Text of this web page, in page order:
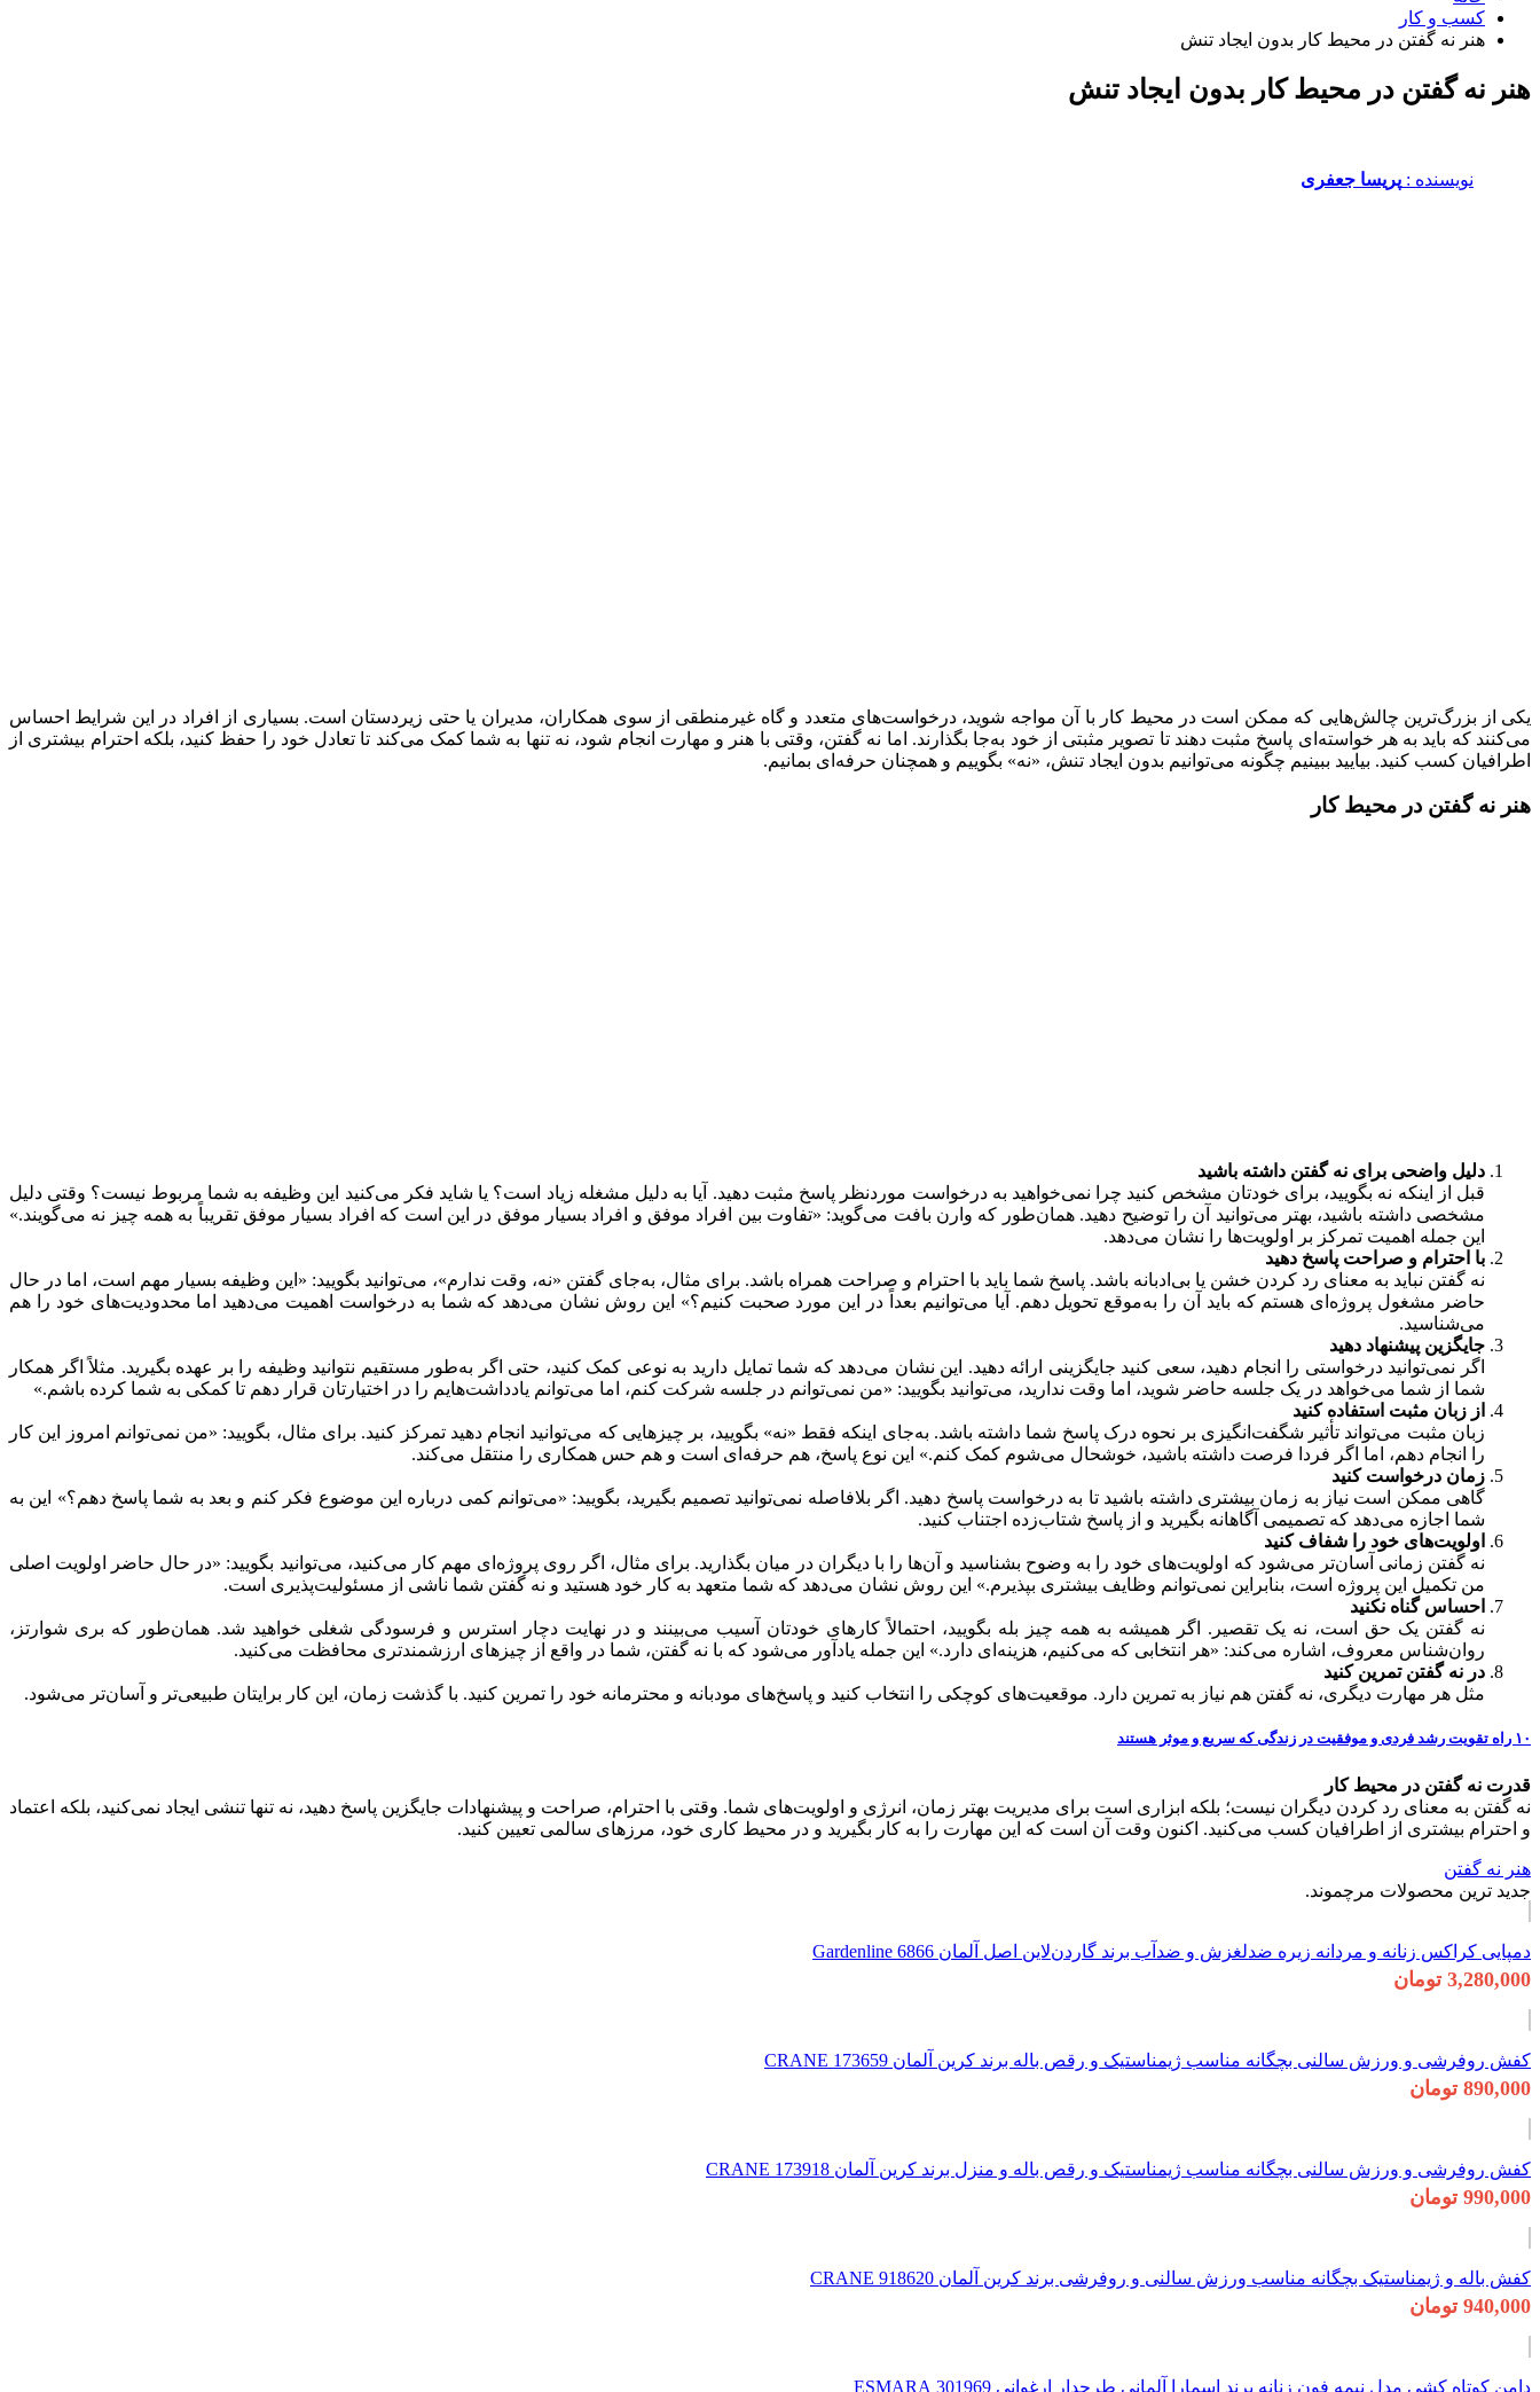
کسب و کار
هنر نه گفتن در محیط کار بدون ایجاد تنش
هنر نه گفتن در محیط کار بدون ایجاد تنش
نویسنده :‌ پریسا جعفری
یکی از بزرگ‌ترین چالش‌هایی که ممکن است در محیط کار با آن مواجه شوید، درخواست‌های متعدد و گاه غیرمنطقی از سوی همکاران، مدیران یا حتی زیردستان است. بسیاری از افراد در این شرایط احساس
می‌کنند که باید به هر خواسته‌ای پاسخ مثبت دهند تا تصویر مثبتی از خود به‌جا بگذارند. اما نه گفتن، وقتی با هنر و مهارت انجام شود، نه تنها به شما کمک می‌کند تا تعادل خود را حفظ کنید، بلکه احترام بیشتری از
اطرافیان کسب کنید. بیایید ببینیم چگونه می‌توانیم بدون ایجاد تنش، «نه» بگوییم و همچنان حرفه‌ای بمانیم.
هنر نه گفتن در محیط کار
دلیل واضحی برای نه گفتن داشته باشید
قبل از اینکه نه بگویید، برای خودتان مشخص کنید چرا نمی‌خواهید به درخواست موردنظر پاسخ مثبت دهید. آیا به دلیل مشغله زیاد است؟ یا شاید فکر می‌کنید این وظیفه به شما مربوط نیست؟ وقتی دلیل
مشخصی داشته باشید، بهتر می‌توانید آن را توضیح دهید. همان‌طور که وارن بافت می‌گوید: «تفاوت بین افراد موفق و افراد بسیار موفق در این است که افراد بسیار موفق تقریباً به همه چیز نه می‌گویند.»
این جمله اهمیت تمرکز بر اولویت‌ها را نشان می‌دهد.
با احترام و صراحت پاسخ دهید
نه گفتن نباید به معنای رد کردن خشن یا بی‌ادبانه باشد. پاسخ شما باید با احترام و صراحت همراه باشد. برای مثال، به‌جای گفتن «نه، وقت ندارم»، می‌توانید بگویید: «این وظیفه بسیار مهم است، اما در حال
حاضر مشغول پروژه‌ای هستم که باید آن را به‌موقع تحویل دهم. آیا می‌توانیم بعداً در این مورد صحبت کنیم؟» این روش نشان می‌دهد که شما به درخواست اهمیت می‌دهید اما محدودیت‌های خود را هم
می‌شناسید.
جایگزین پیشنهاد دهید
اگر نمی‌توانید درخواستی را انجام دهید، سعی کنید جایگزینی ارائه دهید. این نشان می‌دهد که شما تمایل دارید به نوعی کمک کنید، حتی اگر به‌طور مستقیم نتوانید وظیفه را بر عهده بگیرید. مثلاً اگر همکار
شما از شما می‌خواهد در یک جلسه حاضر شوید، اما وقت ندارید، می‌توانید بگویید: «من نمی‌توانم در جلسه شرکت کنم، اما می‌توانم یادداشت‌هایم را در اختیارتان قرار دهم تا کمکی به شما کرده باشم.»
از زبان مثبت استفاده کنید
زبان مثبت می‌تواند تأثیر شگفت‌انگیزی بر نحوه درک پاسخ شما داشته باشد. به‌جای اینکه فقط «نه» بگویید، بر چیزهایی که می‌توانید انجام دهید تمرکز کنید. برای مثال، بگویید: «من نمی‌توانم امروز این کار
را انجام دهم، اما اگر فردا فرصت داشته باشید، خوشحال می‌شوم کمک کنم.» این نوع پاسخ، هم حرفه‌ای است و هم حس همکاری را منتقل می‌کند.
زمان درخواست کنید
گاهی ممکن است نیاز به زمان بیشتری داشته باشید تا به درخواست پاسخ دهید. اگر بلافاصله نمی‌توانید تصمیم بگیرید، بگویید: «می‌توانم کمی درباره این موضوع فکر کنم و بعد به شما پاسخ دهم؟» این به
شما اجازه می‌دهد که تصمیمی آگاهانه بگیرید و از پاسخ شتاب‌زده اجتناب کنید.
اولویت‌های خود را شفاف کنید
نه گفتن زمانی آسان‌تر می‌شود که اولویت‌های خود را به وضوح بشناسید و آن‌ها را با دیگران در میان بگذارید. برای مثال، اگر روی پروژه‌ای مهم کار می‌کنید، می‌توانید بگویید: «در حال حاضر اولویت اصلی
من تکمیل این پروژه است، بنابراین نمی‌توانم وظایف بیشتری بپذیرم.» این روش نشان می‌دهد که شما متعهد به کار خود هستید و نه گفتن شما ناشی از مسئولیت‌پذیری است.
احساس گناه نکنید
نه گفتن یک حق است، نه یک تقصیر. اگر همیشه به همه چیز بله بگویید، احتمالاً کارهای خودتان آسیب می‌بینند و در نهایت دچار استرس و فرسودگی شغلی خواهید شد. همان‌طور که بری شوارتز،
روان‌شناس معروف، اشاره می‌کند: «هر انتخابی که می‌کنیم، هزینه‌ای دارد.» این جمله یادآور می‌شود که با نه گفتن، شما در واقع از چیزهای ارزشمندتری محافظت می‌کنید.
در نه گفتن تمرین کنید
مثل هر مهارت دیگری، نه گفتن هم نیاز به تمرین دارد. موقعیت‌های کوچکی را انتخاب کنید و پاسخ‌های مودبانه و محترمانه خود را تمرین کنید. با گذشت زمان، این کار برایتان طبیعی‌تر و آسان‌تر می‌شود.
۱۰ راه تقویت رشد فردی و موفقیت در زندگی که سریع و موثر هستند
قدرت نه گفتن در محیط کار
نه گفتن به معنای رد کردن دیگران نیست؛ بلکه ابزاری است برای مدیریت بهتر زمان، انرژی و اولویت‌های شما. وقتی با احترام، صراحت و پیشنهادات جایگزین پاسخ دهید، نه تنها تنشی ایجاد نمی‌کنید، بلکه اعتماد
و احترام بیشتری از اطرافیان کسب می‌کنید. اکنون وقت آن است که این مهارت را به کار بگیرید و در محیط کاری خود، مرزهای سالمی تعیین کنید.
هنر نه گفتن
جدید ترین محصولات مرچموند.
دمپایی کراکس زنانه و مردانه زیره ضدلغزش و ضدآب برند گاردن‌لاین اصل آلمان 6866 Gardenline
3,280,000 تومان
کفش روفرشی و ورزش سالنی بچگانه مناسب ژیمناستیک و رقص باله برند کرین آلمان 173659 CRANE
890,000 تومان
کفش روفرشی و ورزش سالنی بچگانه مناسب ژیمناستیک و رقص باله و منزل برند کرین آلمان 173918 CRANE
990,000 تومان
کفش باله و ژیمناستیک بچگانه مناسب ورزش سالنی و روفرشی برند کرین آلمان 918620 CRANE
940,000 تومان
دامن کوتاه کشی مدل نیمه فون زنانه برند اسمارا آلمانی طرحدار ارغوانی 301969 ESMARA